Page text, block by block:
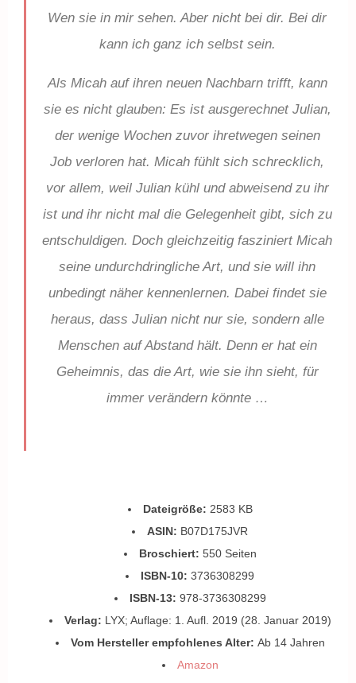
Wen sie in mir sehen. Aber nicht bei dir. Bei dir
kann ich ganz ich selbst sein.
Als Micah auf ihren neuen Nachbarn trifft, kann
sie es nicht glauben: Es ist ausgerechnet Julian,
der wenige Wochen zuvor ihretwegen seinen
Job verloren hat. Micah fühlt sich schrecklich,
vor allem, weil Julian kühl und abweisend zu ihr
ist und ihr nicht mal die Gelegenheit gibt, sich zu
entschuldigen. Doch gleichzeitig fasziniert Micah
seine undurchdringliche Art, und sie will ihn
unbedingt näher kennenlernen. Dabei findet sie
heraus, dass Julian nicht nur sie, sondern alle
Menschen auf Abstand hält. Denn er hat ein
Geheimnis, das die Art, wie sie ihn sieht, für
immer verändern könnte …
Dateigröße: 2583 KB
ASIN: B07D175JVR
Broschiert: 550 Seiten
ISBN-10: 3736308299
ISBN-13: 978-3736308299
Verlag: LYX; Auflage: 1. Aufl. 2019 (28. Januar 2019)
Vom Hersteller empfohlenes Alter: Ab 14 Jahren
Amazon